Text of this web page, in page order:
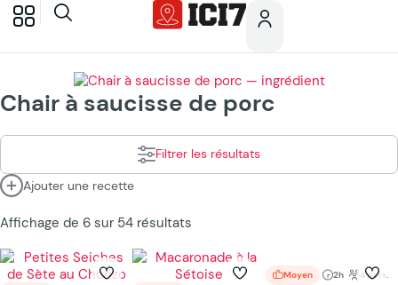
Chair à saucisse de porc
Filtrer les résultats
Ajouter une recette
Affichage de 6 sur 54 résultats
Moyen 2h 4 pers.